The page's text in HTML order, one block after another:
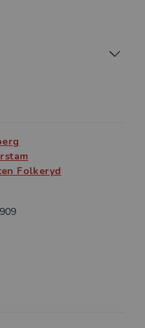
i
och
läs- och
också lärarna själva
hjälp av
att utmana och
med barn i åldrarna 9-
Folkeryd